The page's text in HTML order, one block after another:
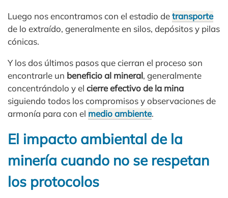
Luego nos encontramos con el estadio detransporte
de lo extraído, generalmente en silos, depósitos y pilas
cónicas.
Y los dos últimos pasos que cierran el proceso son
encontrarle un beneficio al mineral, generalmente
concentrándolo y el cierre efectivo de la mina
siguiendo todos los compromisos y observaciones de
armonía para con el medio ambiente.
El impacto ambiental de la
minería cuando no se respetan
los protocolos